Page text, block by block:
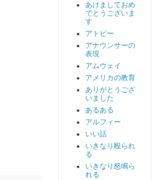
あけましておめ
でとうございま
す
アトピー
アナウンサーの
表現
アムウェイ
アメリカの教育
ありがとうござ
いました
あるある
アルフィー
いい話
いきなり殴られ
る
いきなり怒鳴ら
れる